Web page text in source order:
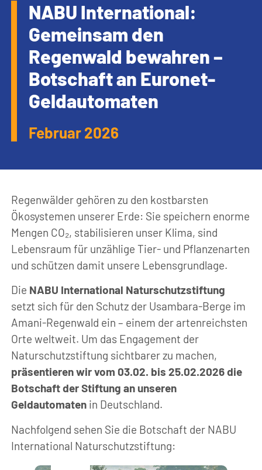
NABU International:
Gemeinsam den
Regenwald bewahren –
Botschaft an Euronet-
Geldautomaten
Februar 2026
Regenwälder gehören zu den kostbarsten
Ökosystemen unserer Erde: Sie speichern enorme
Mengen CO₂, stabilisieren unser Klima, sind
Lebensraum für unzählige Tier- und Pflanzenarten
und schützen damit unsere Lebensgrundlage.
Die NABU International Naturschutzstiftung
setzt sich für den Schutz der Usambara-Berge im
Amani-Regenwald ein – einem der artenreichsten
Orte weltweit. Um das Engagement der
Naturschutzstiftung sichtbarer zu machen,
präsentieren wir vom 03.02. bis 25.02.2026 die
Botschaft der Stiftung an unseren
Geldautomaten in Deutschland.
Nachfolgend sehen Sie die Botschaft der NABU
International Naturschutzstiftung: